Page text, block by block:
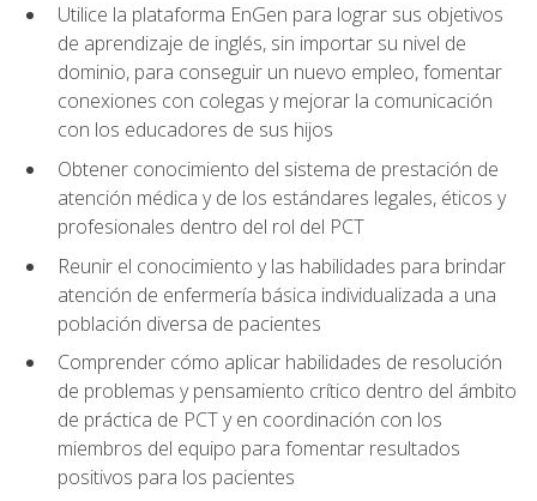
Utilice la plataforma EnGen para lograr sus objetivos
de aprendizaje de inglés, sin importar su nivel de
dominio, para conseguir un nuevo empleo, fomentar
conexiones con colegas y mejorar la comunicación
con los educadores de sus hijos
Obtener conocimiento del sistema de prestación de
atención médica y de los estándares legales, éticos y
profesionales dentro del rol del PCT
Reunir el conocimiento y las habilidades para brindar
atención de enfermería básica individualizada a una
población diversa de pacientes
Comprender cómo aplicar habilidades de resolución
de problemas y pensamiento crítico dentro del ámbito
de práctica de PCT y en coordinación con los
miembros del equipo para fomentar resultados
positivos para los pacientes